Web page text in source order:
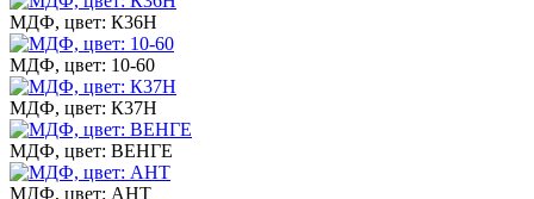
МДФ, цвет: К36Н
МДФ, цвет: 10-60
МДФ, цвет: К37Н
МДФ, цвет: ВЕНГЕ
МДФ, цвет: АНТ